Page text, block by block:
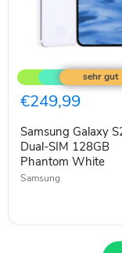
Galaxy
S22
5G
Dual-
128GB
Phantom
White
€249,99
Samsung Galaxy
Dual-SIM 128GB
Phantom White
Samsung